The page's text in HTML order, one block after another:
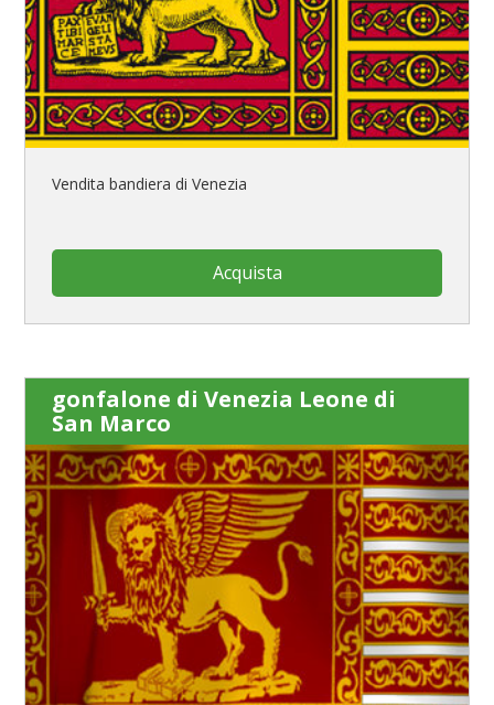
Vendita bandiera di Venezia
Acquista
gonfalone di Venezia Leone di
San Marco